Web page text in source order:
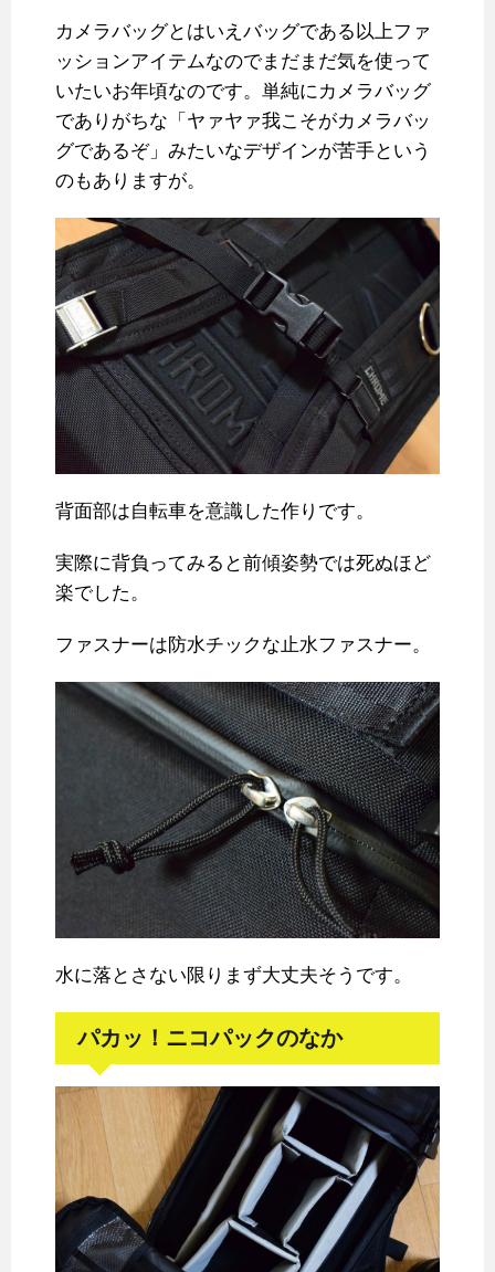
カメラバッグとはいえバッグである以上ファ
ッションアイテムなのでまだまだ気を使って
いたいお年頃なのです。単純にカメラバッグ
でありがちな「ヤァヤァ我こそがカメラバッ
グであるぞ」みたいなデザインが苦手という
のもありますが。
背面部は自転車を意識した作りです。
実際に背負ってみると前傾姿勢では死ぬほど
楽でした。
ファスナーは防水チックな止水ファスナー。
水に落とさない限りまず大丈夫そうです。
パカッ！ニコパックのなか